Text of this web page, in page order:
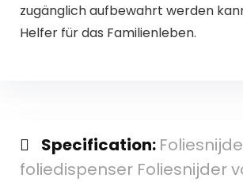
zugänglich aufbewahrt werden
Helfer für das Familienleben.
Specification:
foliedispenser Foliesnijder